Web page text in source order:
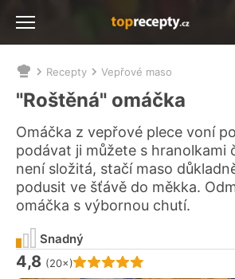
Nacházíte
se
zde:
Recepty Vepřové maso
"Roštěná" omáčka
Omáčka z vepřové plece voní
podávat ji můžete s hranolkami
není složitá, stačí maso
podusit ve šťávě do měkka.
omáčka s výbornou chutí.
Hodnocení receptu je
4,8 (20×)
Snadný